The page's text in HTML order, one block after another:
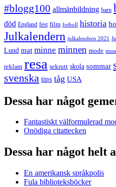
#blogg100 allmänbildning barn
död England fest film fotboll historia
Julkalendern julkalendern 2021
Lund mat minne minnen mode
reklam resa sekrutt skola sommar
svenska tips tåg USA
Dessa har något
Fantastiskt välformulerad
Onödiga citattecken
Dessa har något helt
En amerikansk språkpolis
Fula biblioteksböcker